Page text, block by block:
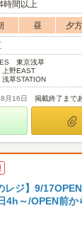
時間以上
昼 夕方
東京浅草
野EAST
草STATION
月16日 掲載終了まで
レジ】9/
4h～/OPEN前